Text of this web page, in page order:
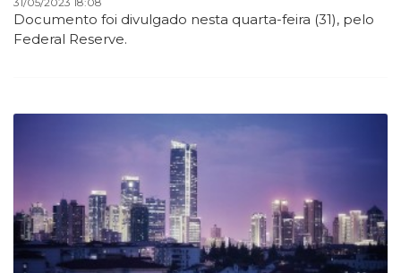
Documento foi divulgado nesta quarta-feira (31), pelo
Federal Reserve.